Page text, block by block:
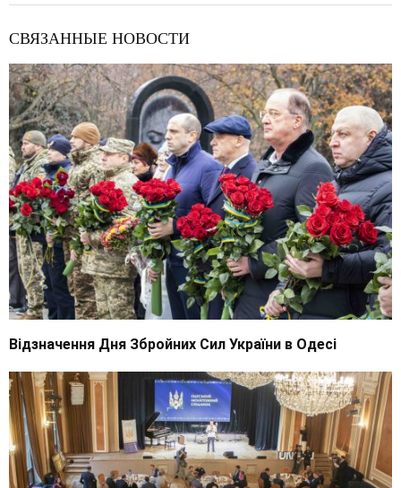
СВЯЗАННЫЕ НОВОСТИ
Відзначення Дня Збройних Сил України в Одесі